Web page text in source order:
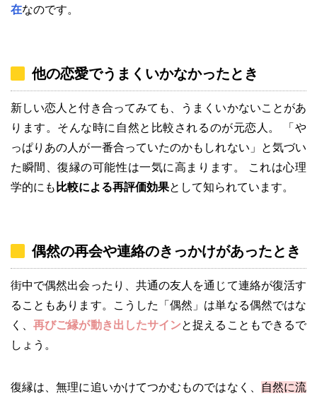
在なのです。
他の恋愛でうまくいかなかったとき
新しい恋人と付き合ってみても、うまくいかないことがあ
ります。そんな時に自然と比較されるのが元恋人。 「や
っぱりあの人が一番合っていたのかもしれない」と気づい
た瞬間、復縁の可能性は一気に高まります。 これは心理
学的にも 比較による再評価効果として知られています。
偶然の再会や連絡のきっかけがあったとき
街中で偶然出会ったり、共通の友人を通じて連絡が復活す
ることもあります。こうした「偶然」は単なる偶然ではな
く、再びご縁が動き出したサインと捉えることもできるで
しょう。
復縁は、無理に追いかけてつかむものではなく、 自然に流